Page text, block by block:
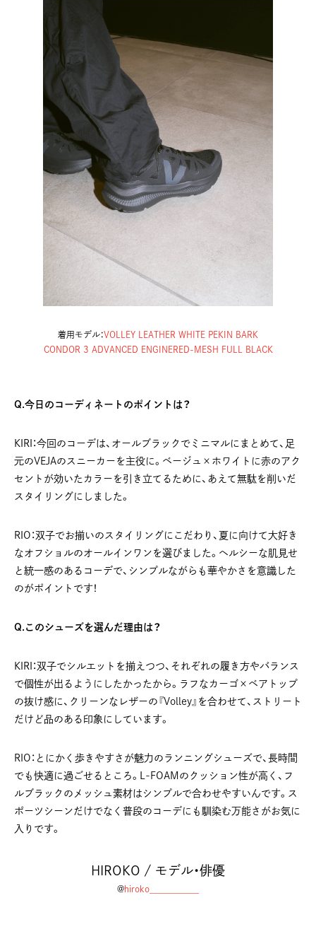
着用モデル：VOLLEY LEATHER WHITE PEKIN BARK
CONDOR 3 ADVANCED ENGINERED-MESH FULL BLACK
Q.今日のコーディネートのポイントは？
KIRI：今回のコーデは、オールブラックでミニマルにまとめて、足
元のVEJAのスニーカーを主役に。ベージュ×ホワイトに赤のアク
セントが効いたカラーを引き立てるために、あえて無駄を削いだ
スタイリングにしました。
RIO：双子でお揃いのスタイリングにこだわり、夏に向けて大好き
なオフショルのオールインワンを選びました。ヘルシーな肌見せ
と統一感のあるコーデで、シンプルながらも華やかさを意識した
のがポイントです！
Q.このシューズを選んだ理由は？
KIRI：双子でシルエットを揃えつつ、それぞれの履き方やバランス
で個性が出るようにしたかったから。ラフなカーゴ×ベアトップ
の抜け感に、クリーンなレザーの『Volley』を合わせて、ストリート
だけど品のある印象にしています。
RIO：とにかく歩きやすさが魅力のランニングシューズで、長時間
でも快適に過ごせるところ。L-FOAMのクッション性が高く、フ
ルブラックのメッシュ素材はシンプルで合わせやすいんです。ス
ポーツシーンだけでなく普段のコーデにも馴染む万能さがお気に
入りです。
HIROKO / モデル・俳優
@hiroko__________